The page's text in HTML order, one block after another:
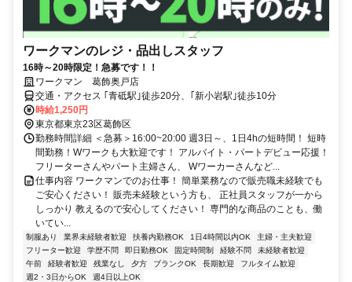
ワークマンのレジ・品出しスタッフ
16時～20時限定！急募です！！
ワークマン 葛飾奥戸店
交通・アクセス ｢青砥駅｣徒歩20分、｢新小岩駅｣徒歩10分
時給1,250円
東京都東京23区葛飾区
勤務時間詳細 ＜急募＞16:00~20:00 週3日～、1日4hの短時間！ 短時
間勤務！Wワークも大歓迎です！ アルバイト・パートデビュー応援！
フリーターさんやパート主婦さん、 Wワーカーさんなど...
仕事内容 ワークマンでのお仕事！ 簡単業務なので販売職未経験でも
ご安心ください！ 販売未経験という方も、 正社員スタッフが一から
しっかり 教えるので安心してください！ 専門的な商品のことも、働
いてい...
制服あり 業界未経験者歓迎 扶養内勤務OK 1日4時間以内OK
主婦・主夫歓迎
フリーター歓迎
学歴不問 即日勤務OK 固定時間制 経験不問
未経験者歓迎
午前
経験者歓迎 残業なし 夕方 ブランクOK 長期歓迎
フルタイム歓迎
週2・3日からOK
週4日以上OK